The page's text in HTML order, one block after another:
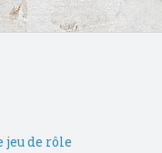
de rôle